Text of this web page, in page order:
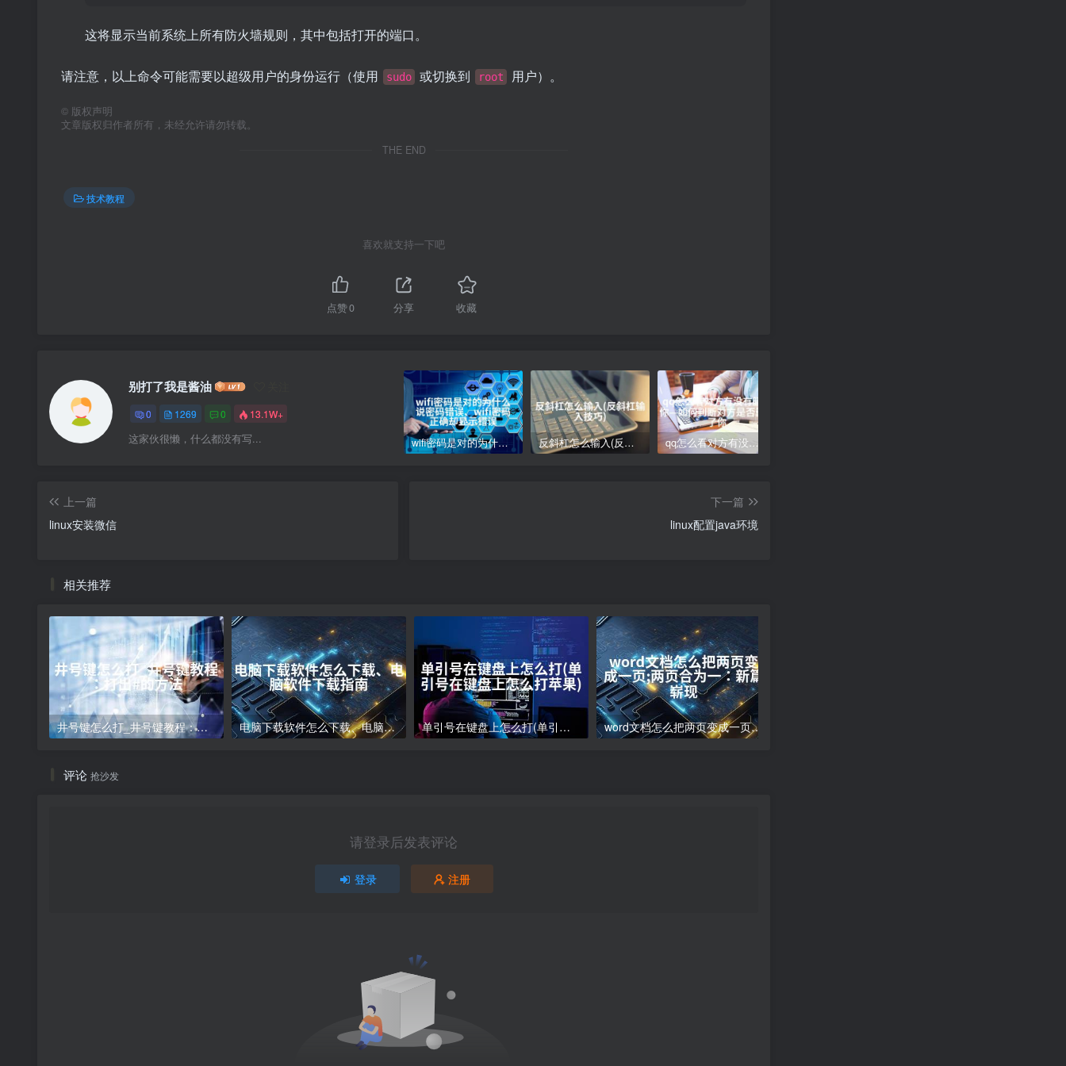
这将显示当前系统上所有防火墙规则，其中包括打开的端口。
请注意，以上命令可能需要以超级用户的身份运行（使用 sudo 或切换到 root 用户）。
© 版权声明
文章版权归作者所有，未经允许请勿转载。
THE END
技术教程
喜欢就支持一下吧
点赞0 分享 收藏
别打了我是酱油
0 1269 0 13.1W+
这家伙很懒，什么都没有写... wifi密码是对的为什么说密码错误、wifi密码正确却显示错误 反斜杠怎么输入(反斜杠输入技巧) qq怎么看对方有没有删除你—如何判断对方是否删除了你
上一篇
linux安装微信
下一篇
linux配置java环境
相关推荐
井号键怎么打_井号键教程：打出#的方法 电脑下载软件怎么下载、电脑软件下载指南 单引号在键盘上怎么打(单引号在键盘上怎么打苹果) word文档怎么把两页变成一页;两页合为一：新篇崭现
评论 抢沙发
请登录后发表评论
登录 注册